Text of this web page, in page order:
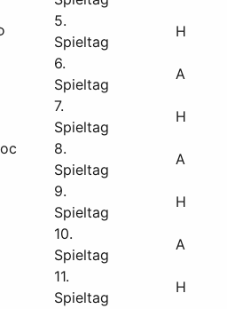
5.
Spieltag
H
6.
Spieltag
A
7.
Spieltag
H
8.
Spieltag
A
9.
Spieltag
H
10.
Spieltag
A
11.
Spieltag
H